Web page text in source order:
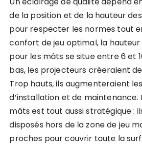
de la position et de la hauteur
pour respecter les normes tout
confort de jeu optimal, la
pour les mâts se situe entre 6 et
bas, les projecteurs créeraient
Trop hauts, ils augmenteraient
d’installation et de maintenance.
mâts est tout aussi stratégique :
disposés hors de la zone de jeu
proches pour couvrir toute la